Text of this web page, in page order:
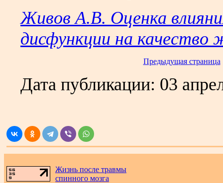
Живов А.В. Оценка
дисфункции на качество
Предыдущая страница
Дата публикации: 03
Жизнь после травмы
спинного мозга